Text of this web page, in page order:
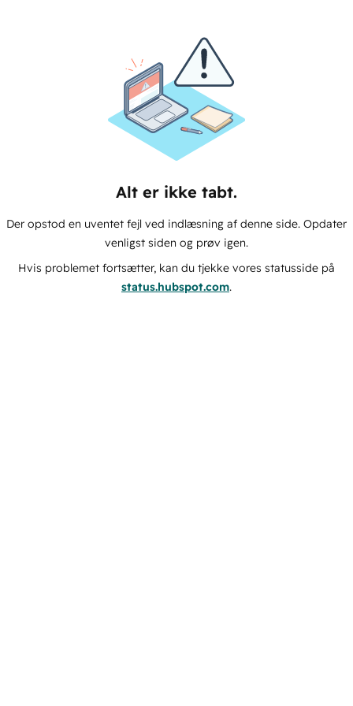
Alt er ikke tabt.
Der opstod en uventet fejl ved indlæsning af denne side. Opdater
venligst siden og prøv igen.
Hvis problemet fortsætter, kan du tjekke vores statusside på
status.hubspot.com.